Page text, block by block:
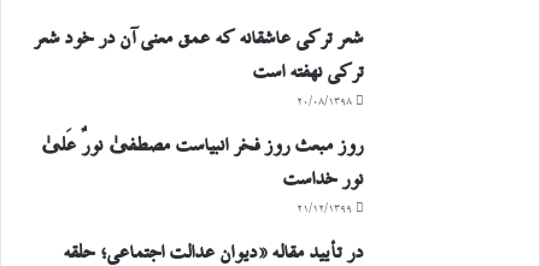
شعر ترکی عاشقانه که عمق معنی آن در خود شعر
ترکی نهفته است
۲۰/۰۸/۱۳۹۸
روز مبعث روز فخر انبیاست مصطفیٰ نورٌ عَلیٰ
نور خداست
۲۱/۱۲/۱۳۹۹
در تأیید مقاله «دیوان عدالت اجتماعی؛ حلقه